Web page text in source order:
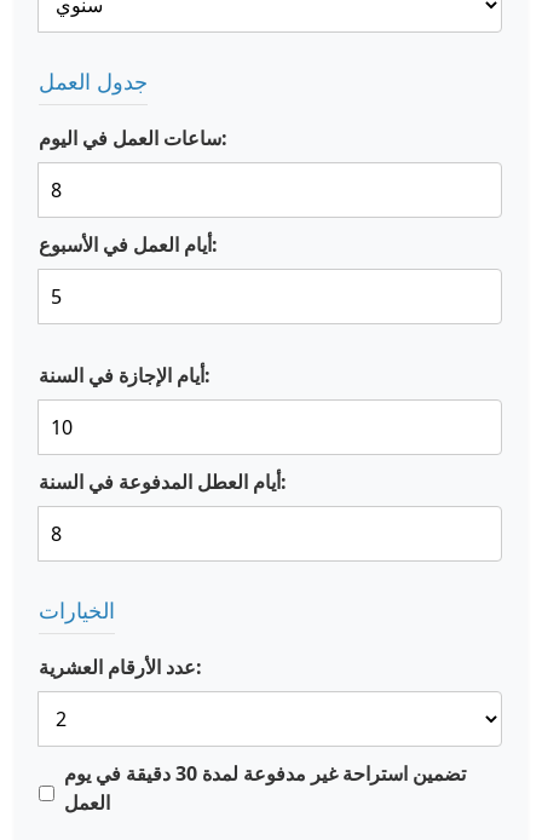
جدول العمل
ساعات العمل في اليوم:
أيام العمل في الأسبوع:
أيام الإجازة في السنة:
أيام العطل المدفوعة في السنة:
الخيارات
عدد الأرقام العشرية:
تضمين استراحة غير مدفوعة لمدة 30 دقيقة في يوم
العمل